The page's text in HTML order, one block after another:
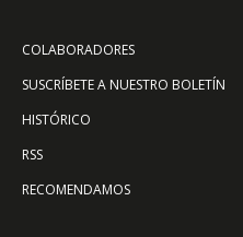
COLABORADORES
SUSCRÍBETE A NUESTRO BOLETÍN
HISTÓRICO
RSS
RECOMENDAMOS